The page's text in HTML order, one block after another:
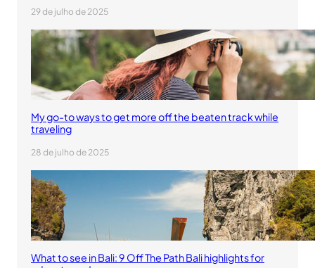
29 de julho de 2025
My go-to ways to get more off the beaten track while
traveling
28 de julho de 2025
What to see in Bali: 9 Off The Path Bali highlights for